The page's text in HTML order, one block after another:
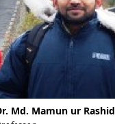
Md. Mamun ur Rashid